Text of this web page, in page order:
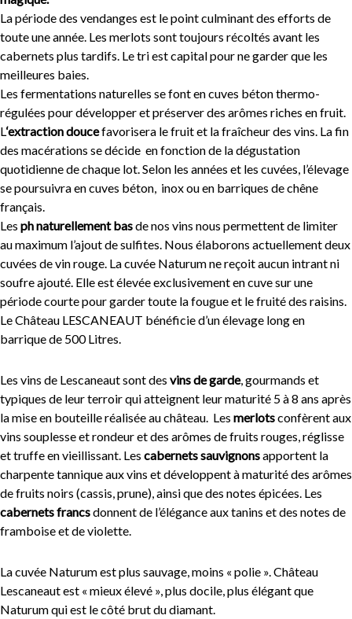
La période des vendanges est le point culminant des efforts de
toute une année. Les merlots sont toujours récoltés avant les
cabernets plus tardifs. Le tri est capital pour ne garder que les
meilleures baies.
Les fermentations naturelles se font en cuves béton thermo-
régulées pour développer et préserver des arômes riches en fruit.
L ‘extraction doucefavorisera le fruit et la fraîcheur des vins. La fin
des macérations se décide en fonction de la dégustation
quotidienne de chaque lot. Selon les années et les cuvées, l’élevage
se poursuivra en cuves béton, inox ou en barriques de chêne
français.
Les ph naturellement basde nos vins nous permettent de limiter
au maximum l’ajout de sulfites. Nous élaborons actuellement deux
cuvées de vin rouge. La cuvée Naturum ne reçoit aucun intrant ni
soufre ajouté. Elle est élevée exclusivement en cuve sur une
période courte pour garder toute la fougue et le fruité des raisins.
Le Château LESCANEAUT bénéficie d’un élevage long en
barrique de 500 Litres.
Les vins de Lescaneaut sont des vins de garde, gourmands et
typiques de leur terroir qui atteignent leur maturité 5 à 8 ans après
la mise en bouteille réalisée au château. Les merlotsconfèrent aux
vins souplesse et rondeur et des arômes de fruits rouges, réglisse
et truffe en vieillissant. Les cabernets sauvignonsapportent la
charpente tannique aux vins et développent à maturité des arômes
de fruits noirs (cassis, prune), ainsi que des notes épicées. Les
cabernets francsdonnent de l’élégance aux tanins et des notes de
framboise et de violette.
La cuvée Naturum est plus sauvage, moins « polie ». Château
Lescaneaut est « mieux élevé », plus docile, plus élégant que
Naturum qui est le côté brut du diamant.